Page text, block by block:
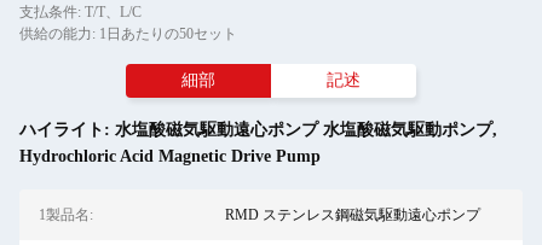
支払条件: T/T、L/C
供給の能力: 1日あたりの50セット
細部 記述
ハイライト: 水塩酸磁気駆動遠心ポンプ 水塩酸磁気駆動ポンプ,
Hydrochloric Acid Magnetic Drive Pump
1製品名: RMD ステンレス鋼磁気駆動遠心ポンプ